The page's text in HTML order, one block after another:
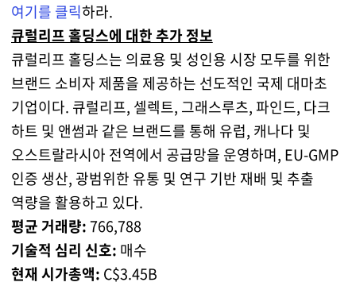
여기를 클릭하라.
큐럴리프 홀딩스에 대한 추가 정보
큐럴리프 홀딩스는 의료용 및 성인용 시장 모두를 위한
브랜드 소비자 제품을 제공하는 선도적인 국제 대마초
기업이다. 큐럴리프, 셀렉트, 그래스루츠, 파인드, 다크
하트 및 앤썸과 같은 브랜드를 통해 유럽, 캐나다 및
오스트랄라시아 전역에서 공급망을 운영하며, EU-GMP
인증 생산, 광범위한 유통 및 연구 기반 재배 및 추출
역량을 활용하고 있다.
평균 거래량:766,788
기술적 심리 신호: 매수
현재 시가총액: C$3.45B